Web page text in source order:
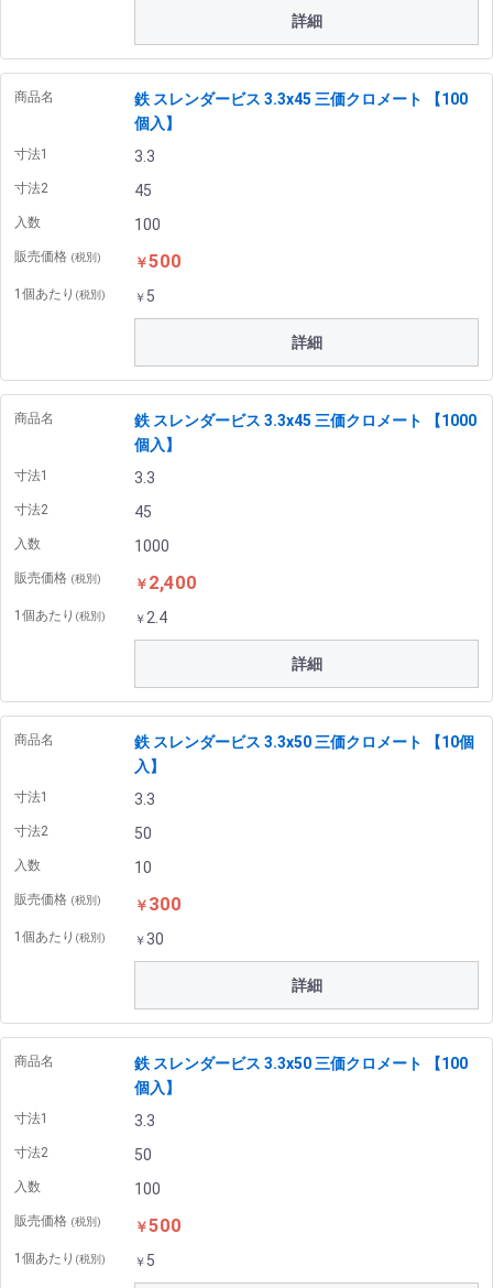
詳細
商品名
鉄 スレンダービス 3.3x45 三価クロメート 【100
個入】
寸法1 3.3
寸法2 45
入数 100
販売価格 (税別) ￥500
1個あたり (税別) ￥ 5
詳細
商品名
鉄 スレンダービス 3.3x45 三価クロメート 【1000
個入】
寸法1 3.3
寸法2 45
入数 1000
販売価格 (税別) ￥ 2,400
1個あたり (税別) ￥2.4
詳細
商品名
鉄 スレンダービス 3.3x50 三価クロメート 【10個
入】
寸法1 3.3
寸法2 50
入数 10
販売価格 (税別) ￥ 300
1個あたり (税別) ￥ 30
詳細
商品名
鉄 スレンダービス 3.3x50 三価クロメート 【100
個入】
寸法1 3.3
寸法2 50
入数 100
販売価格 (税別) ￥500
1個あたり (税別) ￥ 5